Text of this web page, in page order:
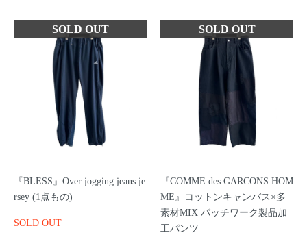
『BLESS』Over jogging jeans je
rsey (1点もの)
SOLD OUT
『COMME des GARCONS HOM
ME』コットンキャンバス×多
素材MIX パッチワーク製品加
工パンツ